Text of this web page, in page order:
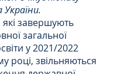
завершують
загальної
у 2021/2022
році, звільняються